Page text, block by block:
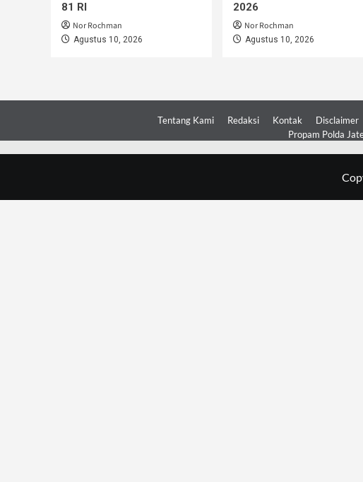
81 RI
Nor Rochman
Agustus 10, 2026
2026
Nor Rochman
Agustus 10, 2026
Tentang Kami Redaksi Kontak Disclaimer
Propam Polda